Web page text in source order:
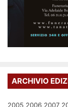
ARCHIVIO
2005 2006 2007